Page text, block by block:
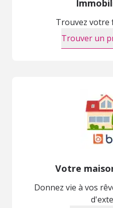
Trouvez
Trouver un
Votre
Donnez vie à vos